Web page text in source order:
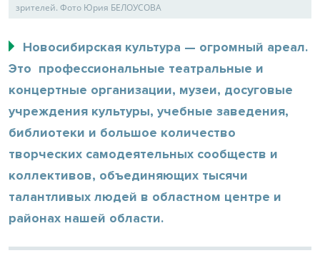
зрителей. Фото Юрия БЕЛОУСОВА
Новосибирская культура — огромный ареал.
Это профессиональные театральные и
концертные организации, музеи, досуговые
учреждения культуры, учебные заведения,
библиотеки и большое количество
творческих самодеятельных сообществ и
коллективов, объединяющих тысячи
талантливых людей в областном центре и
районах нашей области.